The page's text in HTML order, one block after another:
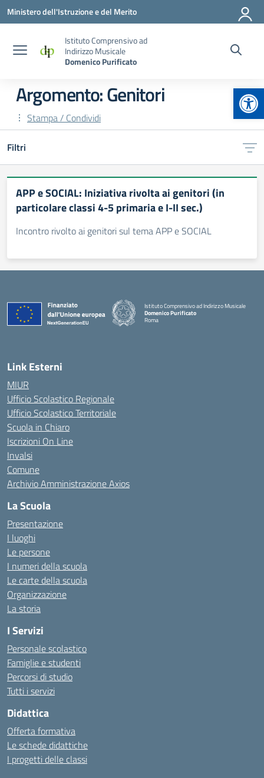
Vai ai contenuti
Vai al menu di navigazione
Vai al footer
Ministero dell'Istruzione e del Merito
Istituto Comprensivo ad
Indirizzo Musicale
Domenico Purificato
Argomento: Genitori
Stampa / Condividi
Filtri
APP e SOCIAL: Iniziativa rivolta ai genitori (in
particolare classi 4-5 primaria e I-II sec.)
Incontro rivolto ai genitori sul tema APP e SOCIAL
Istituto Comprensivo ad Indirizzo Musicale
Domenico Purificato
Roma
Link Esterni
MIUR
Ufficio Scolastico Regionale
Ufficio Scolastico Territoriale
Scuola in Chiaro
Iscrizioni On Line
Invalsi
Comune
Archivio Amministrazione Axios
La Scuola
Presentazione
I luoghi
Le persone
I numeri della scuola
Le carte della scuola
Organizzazione
La storia
I Servizi
Personale scolastico
Famiglie e studenti
Percorsi di studio
Tutti i servizi
Didattica
Offerta formativa
Le schede didattiche
I progetti delle classi